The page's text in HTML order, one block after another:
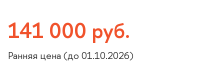
141 000 руб.
Ранняя цена (до 01.10.2026)